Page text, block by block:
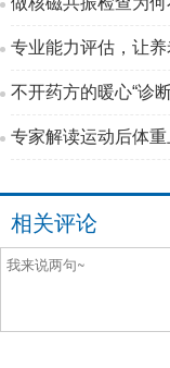
专业能力评估，让
不开药方的暖心“诊
专家解读运动后体
相关评论